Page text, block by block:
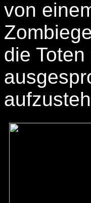
von
die